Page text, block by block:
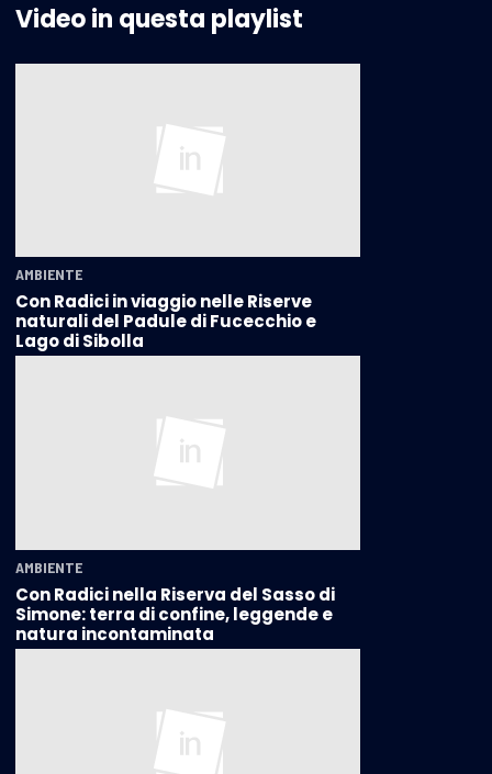
Video in questa playlist
AMBIENTE
Con Radici in viaggio nelle Riserve
naturali del Padule di Fucecchio e
Lago di Sibolla
AMBIENTE
Con Radici nella Riserva del Sasso di
Simone: terra di confine, leggende e
natura incontaminata